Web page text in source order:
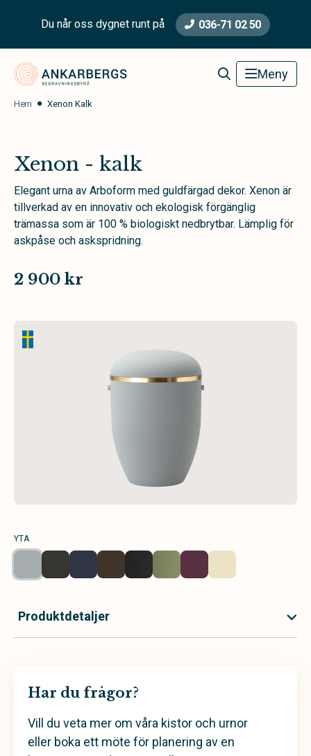
Du når oss dygnet runt på 036-71 02 50
Ankarbergs Begravningsbyrå Meny
Hem Xenon Kalk
Xenon - kalk
Elegant urna av Arboform med guldfärgad dekor. Xenon är
tillverkad av en innovativ och ekologisk förgänglig
trämassa som är 100 % biologiskt nedbrytbar. Lämplig för
askpåse och askspridning.
2 900 kr
YTA
Produktdetaljer
Har du frågor?
Vill du veta mer om våra kistor och urnor
eller boka ett möte för planering av en